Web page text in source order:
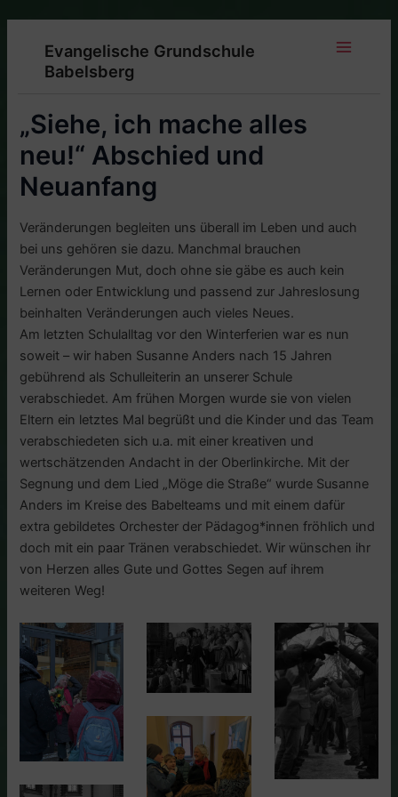
springenEvangelische Grundschule
Babelsberg
„Siehe, ich mache alles
neu!“ Abschied und
Neuanfang
Veränderungen begleiten uns überall im Leben und auch
bei uns gehören sie dazu. Manchmal brauchen
Veränderungen Mut, doch ohne sie gäbe es auch kein
Lernen oder Entwicklung und passend zur Jahreslosung
beinhalten Veränderungen auch vieles Neues.
Am letzten Schulalltag vor den Winterferien war es nun
soweit – wir haben Susanne Anders nach 15 Jahren
gebührend als Schulleiterin an unserer Schule
verabschiedet. Am frühen Morgen wurde sie von vielen
Eltern ein letztes Mal begrüßt und die Kinder und das Team
verabschiedeten sich u.a. mit einer kreativen und
wertschätzenden Andacht in der Oberlinkirche. Mit der
Segnung und dem Lied „Möge die Straße“ wurde Susanne
Anders im Kreise des Babelteams und mit einem dafür
extra gebildetes Orchester der Pädagog*innen fröhlich und
doch mit ein paar Tränen verabschiedet. Wir wünschen ihr
von Herzen alles Gute und Gottes Segen auf ihrem
weiteren Weg!